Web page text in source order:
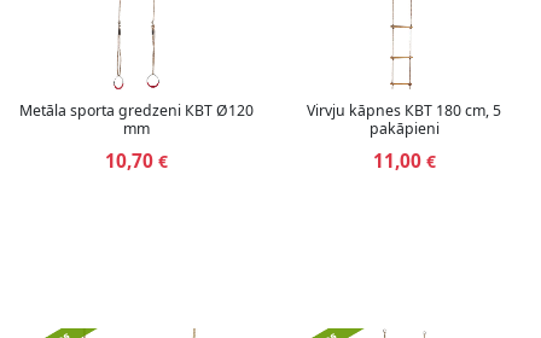
Metāla sporta gredzeni КВТ Ø120
mm
10,70 €
Virvju kāpnes КВТ 180 cm, 5
pakāpieni
11,00€